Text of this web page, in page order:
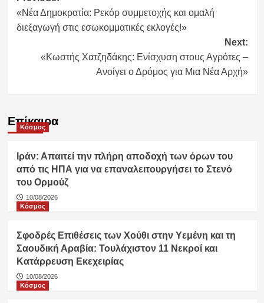
navigation
«Νέα Δημοκρατία: Ρεκόρ συμμετοχής και ομαλή
διεξαγωγή στις εσωκομματικές εκλογές!»
Next:
«Κωστής Χατζηδάκης: Ενίσχυση στους Αγρότες –
Ανοίγει ο Δρόμος για Μια Νέα Αρχή»
Επίκαιρα
Κόσμος
Ιράν: Απαιτεί την πλήρη αποδοχή των όρων του
από τις ΗΠΑ για να επαναλειτουργήσει το Στενό
του Ορμούζ
10/08/2026
Κόσμος
Σφοδρές Επιθέσεις των Χούθι στην Υεμένη και τη
Σαουδική Αραβία: Τουλάχιστον 11 Νεκροί και
Κατάρρευση Εκεχειρίας
10/08/2026
Κόσμος